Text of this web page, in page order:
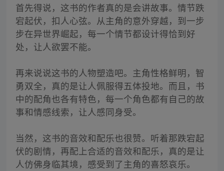
首先得说，这书的作者真的是会讲故事。情节跌
宕起伏，扣人心弦。从主角的意外穿越，到一步
步在异世界崛起，每一个情节都设计得恰到好
处，让人欲罢不能。
再来说说这书的人物塑造吧。主角性格鲜明，智
勇双全，真的是让人佩服得五体投地。而且，书
中的配角也各有特色，每一个角色都有自己的故
事和情感线索，让人感同身受。
当然，这书的音效和配乐也很赞。听着那跌宕起
伏的剧情，再配上合适的音效和配乐，真的是让
人仿佛身临其境，感受到了主角的喜怒哀乐。